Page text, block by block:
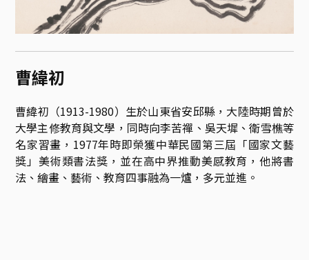
曹緯初
曹緯初（1913-1980）生於山東省安邱縣，大陸時期曾於
大學主修教育與文學，同時向李苦禪、吳天墀、衛雪樵等
名家習畫，1977年時即榮獲中華民國第三屆「國家文藝
獎」美術類書法獎，並在高中界推動美感教育，他將書
法、繪畫、藝術、教育四事融為一爐，多元並進。